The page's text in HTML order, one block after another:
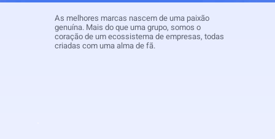
As melhores marcas nascem de uma paixão
genuína. Mais do que uma grupo, somos o
coração de um ecossistema de empresas, todas
criadas com uma alma de fã.